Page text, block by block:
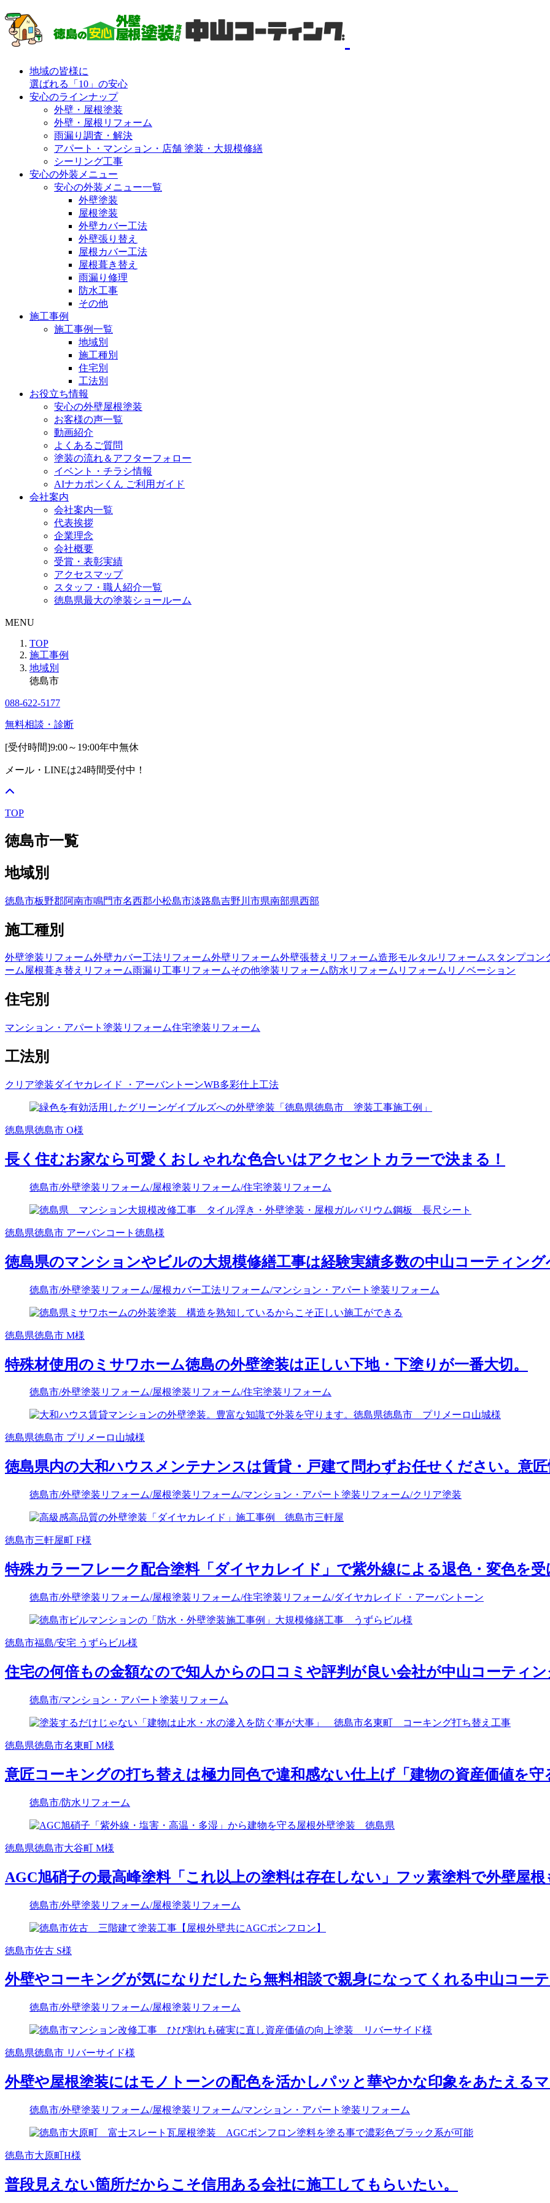
地域の皆様に
選ばれる「10」の安心
安心のラインナップ
外壁・屋根塗装
外壁・屋根リフォーム
雨漏り調査・解決
アパート・マンション・店舗 塗装・大規模修繕
シーリング工事
安心の外装メニュー
安心の外装メニュー一覧
外壁塗装
屋根塗装
外壁カバー工法
外壁張り替え
屋根カバー工法
屋根葺き替え
雨漏り修理
防水工事
その他
施工事例
施工事例一覧
地域別
施工種別
住宅別
工法別
お役立ち情報
安心の外壁屋根塗装
お客様の声一覧
動画紹介
よくあるご質問
塗装の流れ＆アフターフォロー
イベント・チラシ情報
AIナカポンくん ご利用ガイド
会社案内
会社案内一覧
代表挨拶
企業理念
会社概要
受賞・表彰実績
アクセスマップ
スタッフ・職人紹介一覧
徳島県最大の塗装ショールーム
MENU
TOP
施工事例
地域別
徳島市
088-622-5177
無料相談・診断
[受付時間]9:00～19:00年中無休
メール・LINEは24時間受付中！
TOP
徳島市一覧
地域別
徳島市板野郡阿南市鳴門市名西郡小松島市淡路島吉野川市県南部県西部
施工種別
外壁塗装リフォーム外壁カバー工法リフォーム外壁リフォーム外壁張替えリフォーム造形モルタルリフォームスタンプコン
ーム屋根葺き替えリフォーム雨漏り工事リフォームその他塗装リフォーム防水リフォーム リフォーム リノベーション
住宅別
マンション・アパート塗装リフォーム住宅塗装リフォーム
工法別
クリア塗装ダイヤカレイド ・アーバントーンWB多彩仕上工法
徳島県徳島市 O様
長く住むお家なら可愛くおしゃれな色合いはアクセントカラーで決まる！
徳島市/外壁塗装リフォーム/屋根塗装リフォーム/住宅塗装リフォーム
徳島県徳島市 アーバンコート徳島様
徳島県のマンションやビルの大規模修繕工事は経験実績多数の中山コーティング
徳島市/外壁塗装リフォーム/屋根カバー工法リフォーム/マンション・アパート塗装リフォーム
徳島県徳島市 M様
特殊材使用のミサワホーム徳島の外壁塗装は正しい下地・下塗りが一番大切。
徳島市/外壁塗装リフォーム/屋根塗装リフォーム/住宅塗装リフォーム
徳島県徳島市 プリメーロ山城様
徳島県内の大和ハウスメンテナンスは賃貸・戸建て問わずお任せください。意
徳島市/外壁塗装リフォーム/屋根塗装リフォーム/マンション・アパート塗装リフォーム/クリア塗装
徳島市三軒屋町 F様
特殊カラーフレーク配合塗料「ダイヤカレイド」で紫外線による退色・変色を
徳島市/外壁塗装リフォーム/屋根塗装リフォーム/住宅塗装リフォーム/ダイヤカレイド ・アーバントーン
徳島市福島/安宅 うずらビル様
住宅の何倍もの金額なので知人からの口コミや評判が良い会社が中山コーティ
徳島市/マンション・アパート塗装リフォーム
徳島県徳島市名東町 M様
意匠コーキングの打ち替えは極力同色で違和感ない仕上げ「建物の資産価値を
徳島市/防水リフォーム
徳島県徳島市大谷町 M様
AGC旭硝子の最高峰塗料「これ以上の塗料は存在しない」フッ素塗料で外壁屋
徳島市/外壁塗装リフォーム/屋根塗装リフォーム
徳島市佐古 S様
外壁やコーキングが気になりだしたら無料相談で親身になってくれる中山コー
徳島市/外壁塗装リフォーム/屋根塗装リフォーム
徳島県徳島市 リバーサイド様
外壁や屋根塗装にはモノトーンの配色を活かしパッと華やかな印象をあたえる
徳島市/外壁塗装リフォーム/屋根塗装リフォーム/マンション・アパート塗装リフォーム
徳島市大原町H様
普段見えない箇所だからこそ信用ある会社に施工してもらいたい。